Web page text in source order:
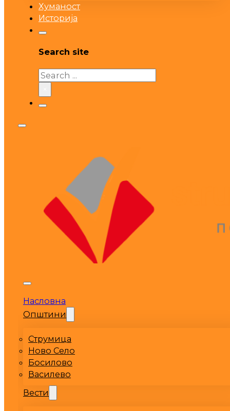
Хуманост
Историја
Search site
Search
Насловна
Општини
Струмица
Ново Село
Босилово
Василево
Вести